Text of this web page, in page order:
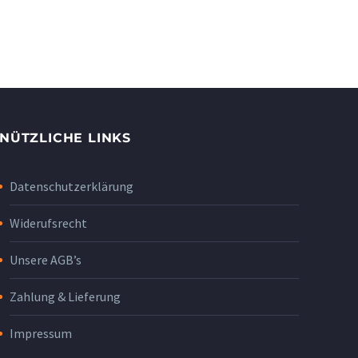
NÜTZLICHE LINKS
Datenschutzerklärung
Widerufsrecht
Unsere AGB’s
Zahlung & Lieferung
Impressum